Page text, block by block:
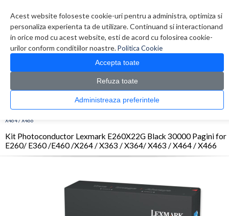
Acest website foloseste cookie-uri pentru a administra, optimiza si
personaliza experienta ta de utilizare. Continuand si interactionand
in orice mod cu acest website, esti de acord cu folosirea cookie-
urilor conform conditiilor noastre.Politica Cookie
Accepta toate
Refuza toate
Administreaza preferintele
0 produs(e)
CATALOG PRODUSE
Consumabile originale > OPC/Drum/Printhead
X464 / X466
Kit Photoconductor Lexmark E260X22G Black 30000 Pagini for
E260/ E360 /E460 /X264 / X363 / X364/ X463 / X464 / X466